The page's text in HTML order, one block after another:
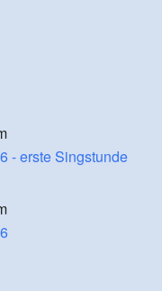
- erste Singstunde